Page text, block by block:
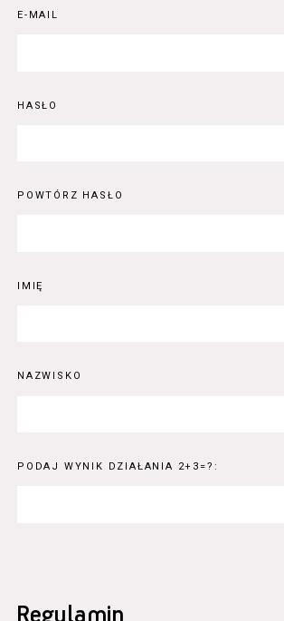
E-MAIL
HASŁO
POWTÓRZ HASŁO
IMIĘ
NAZWISKO
PODAJ WYNIK DZIAŁANIA 2+3=?: